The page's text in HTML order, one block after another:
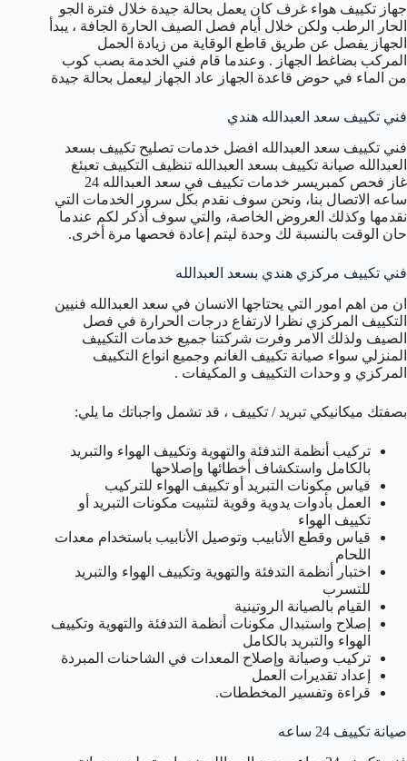
جهاز تكييف هواء غرف كان يعمل بحالة جيدة خلال فترة الجو
الحار الرطب ولكن خلال أيام فصل الصيف الحارة الجافة ، يبدأ
الجهاز يفصل عن طريق قاطع الوقاية من زيادة الحمل
المركب بضاغط الجهاز . وعندما قام فني الخدمة بصب كوب
من الماء في حوض قاعدة الجهاز عاد الجهاز ليعمل بحالة جيدة
فني تكييف سعد العبدالله هندي
فني تكييف سعد العبدالله افضل خدمات تصليح تكييف بسعد
العبدالله صيانة تكييف بسعد العبدالله تنظيف التكييف تعبئغ
غاز فحص كمبريسر خدمات تكييف في سعد العبدالله 24
ساعه الاتصال بنا، ونحن سوف نقدم بكل سرور الخدمات التي
نقدمها وكذلك العروض الخاصة، والتي سوف أذكر لكم عندما
حان الوقت بالنسبة لك وحدة ليتم إعادة فحصها مرة أخرى.
فني تكييف مركزي هندي بسعد العبدالله
ان من اهم امور التي يحتاجها الانسان في سعد العبدالله فنيين
التكييف المركزي نظرا لارتفاع درجات الحرارة في فصل
الصيف ولذلك الامر وفرت شركتنا جميع خدمات التكييف
المنزلي سواء صيانة تكييف الغانم وجميع انواع التكييف
المركزي و وحدات التكييف و المكيفات .
بصفتك ميكانيكي تبريد / تكييف ، قد تشمل واجباتك ما يلي:
تركيب أنظمة التدفئة والتهوية وتكييف الهواء والتبريد
بالكامل واستكشاف أخطائها وإصلاحها
قياس مكونات التبريد أو تكييف الهواء للتركيب
العمل بأدوات يدوية وقوية لتثبيت مكونات التبريد أو
تكييف الهواء
قياس وقطع الأنابيب وتوصيل الأنابيب باستخدام معدات
اللحام
اختبار أنظمة التدفئة والتهوية وتكييف الهواء والتبريد
للتسرب
القيام بالصيانة الروتينية
إصلاح واستبدال مكونات أنظمة التدفئة والتهوية وتكييف
الهواء والتبريد بالكامل
تركيب وصيانة وإصلاح المعدات في الشاحنات المبردة
إعداد تقديرات العمل
قراءة وتفسير المخططات.
صيانة تكييف 24 ساعه